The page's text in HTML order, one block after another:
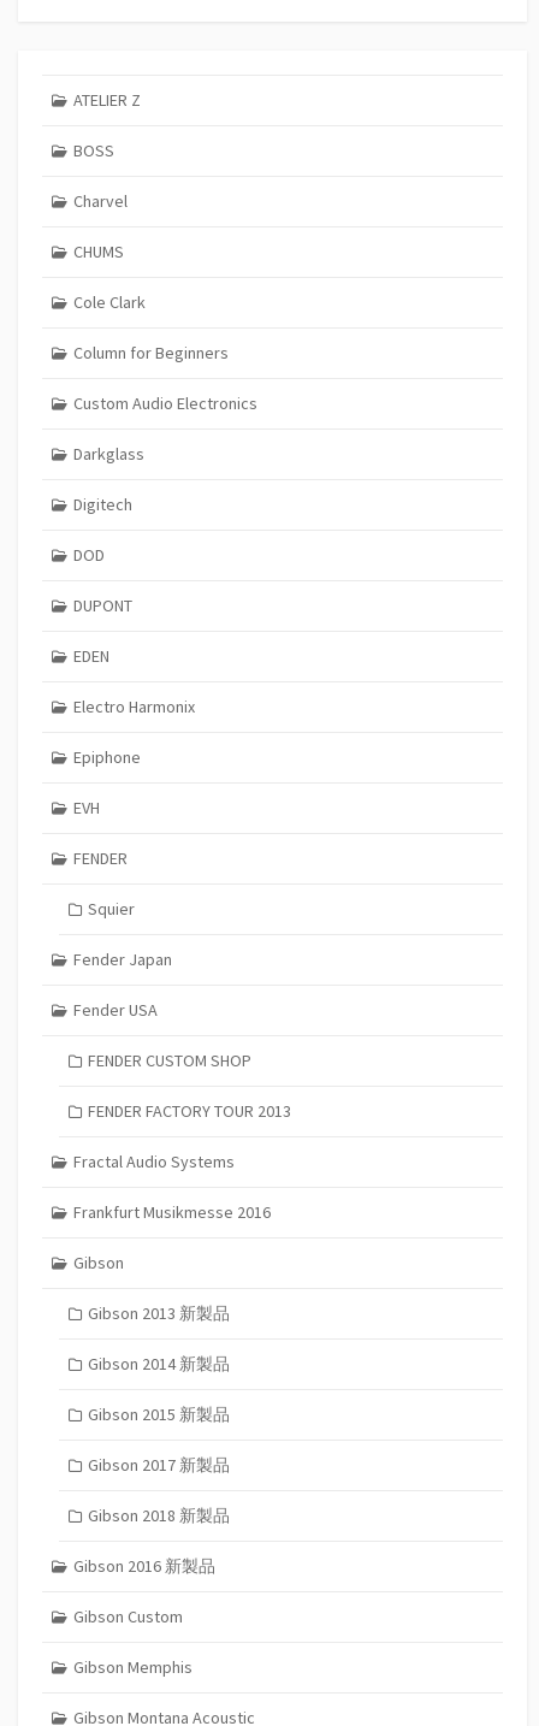
ATELIER Z
BOSS
Charvel
CHUMS
Cole Clark
Column for Beginners
Custom Audio Electronics
Darkglass
Digitech
DOD
DUPONT
EDEN
Electro Harmonix
Epiphone
EVH
FENDER
Squier
Fender Japan
Fender USA
FENDER CUSTOM SHOP
FENDER FACTORY TOUR 2013
Fractal Audio Systems
Frankfurt Musikmesse 2016
Gibson
Gibson 2013 新製品
Gibson 2014 新製品
Gibson 2015 新製品
Gibson 2017 新製品
Gibson 2018 新製品
Gibson 2016 新製品
Gibson Custom
Gibson Memphis
Gibson Montana Acoustic